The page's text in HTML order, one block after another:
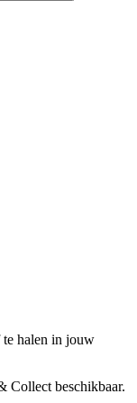
te halen in jouw
Collect beschikbaar.